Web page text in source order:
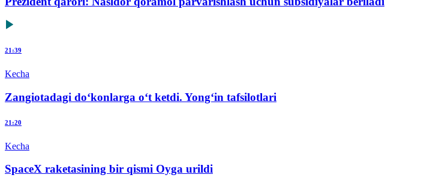
21:39
Kecha
Zangiotadagi do‘konlarga o‘t ketdi. Yong‘in tafsilotlari
21:20
Kecha
SpaceX raketasining bir qismi Oyga urildi